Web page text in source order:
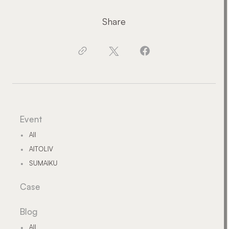
Share
Event
All
AITOLIV
SUMAIKU
Case
Blog
All